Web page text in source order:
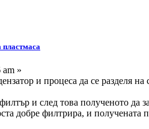
пластмаса
am »
и процеса да се разделя на
и след това полученото да
добре филтрира, и получената